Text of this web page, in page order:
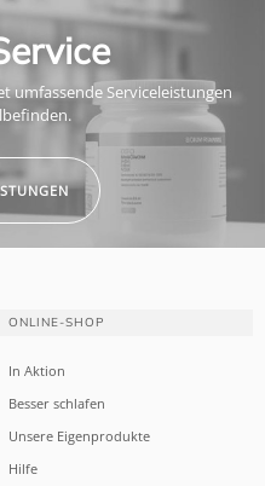
umfassende Serviceleistungen
ONLINE-SHOP
In Aktion
Besser schlafen
Unsere Eigenprodukte
Hilfe